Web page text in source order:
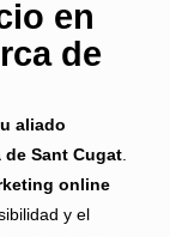
en
de
aliado
Sant Cugat
online
y el